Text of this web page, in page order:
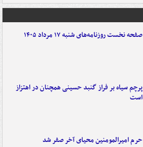
صفحه نخست روزنامه‌های شنبه ۱۷ مرداد ۱۴۰۵
پرچم سیاه بر فراز گنبد حسینی همچنان در اهتزاز
است
حرم امیرالمومنین محیای آخر صفر شد